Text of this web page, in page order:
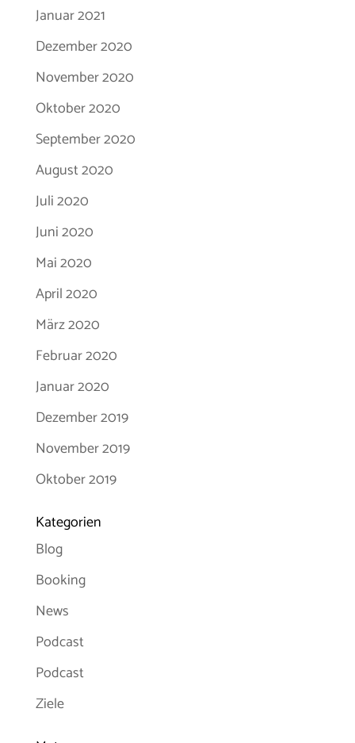
Januar 2021
Dezember 2020
November 2020
Oktober 2020
September 2020
August 2020
Juli 2020
Juni 2020
Mai 2020
April 2020
März 2020
Februar 2020
Januar 2020
Dezember 2019
November 2019
Oktober 2019
Kategorien
Blog
Booking
News
Podcast
Podcast
Ziele